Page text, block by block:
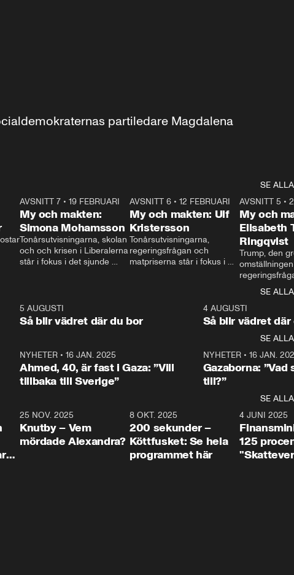
partiledare Magdalena
SE ALLA
24:30
AVSNITT 7• 19 FEBRUARI
My och makten:
Simona Mohamsson
Tonårsutvisningarna, skolan
och och krisen i Liberalerna
står i fokus i det sjunde
kommentator My
Rohwedder ställer
utbildnings- och
Mohamsson till svars.
27:30
AVSNITT 6 •12 FEBRUARI
My och makten: Ulf
Kristersson
Tonårsutvisningarna,
regeringsfrågan och
matpriserna står i fokus i
Rohwedder ställer
statsminister Ulf Kristersson
AVSNITT 5 •
My och
Elisabeth
Ringqvist
Trump, den
centrum i
avsnittet av
Makten”. Se
Aftonbladets
Rohwedder
Thand Ring
SE ALLA
5 AUGUSTI
Så blir vädret där du bor
4 AUGUSTI
Så blir vädret där
SE ALLA
NYHETER• 16 JAN. 2025
Ahmed, 40, är fast i Gaza: ”Vill
tillbaka till Sverige”
NYHETER• 16 JAN.
Gazaborna:
till?”
SE ALLA
31:05
25 NOV. 2025
Knutby – Vem
mördade Alexandra?
4:29
8 OKT. 2025
200 sekunder –
Köttfusket: Se hela
programmet här
4 JUNI 2025
125